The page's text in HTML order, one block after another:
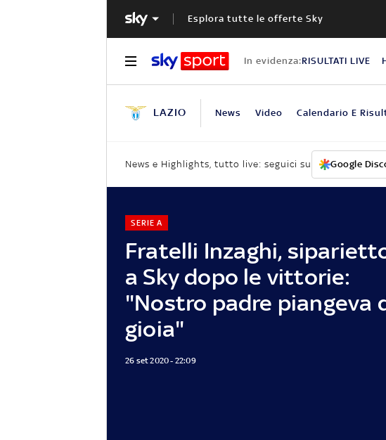
Esplora tutte le offerte Sky
In evidenza:RISULTATI LIVE
LAZIO News Video Calendario E
News e Highlights, tutto live: seguici su Google
Fratelli Inzaghi,
a Sky dopo le vittorie:
"Nostro padre piangeva
gioia"
SERIE A
26 set 2020 - 22:09